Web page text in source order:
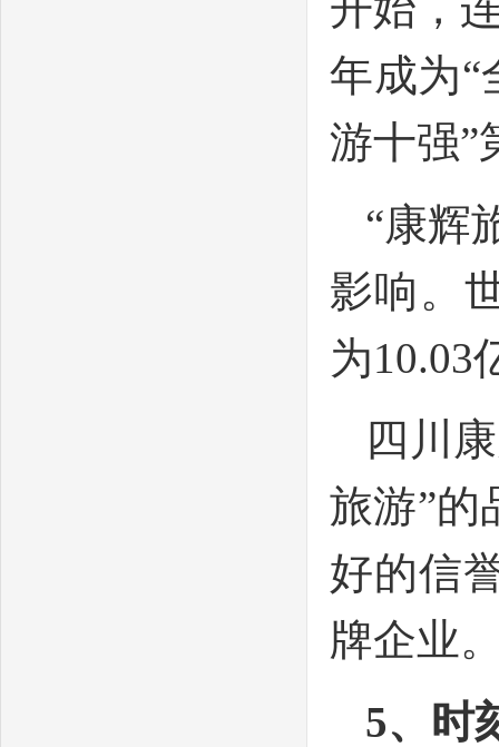
年成为“
游十强”
“康辉
影响。
为10.03
四川
旅游”的
好的信
牌企业
5、时